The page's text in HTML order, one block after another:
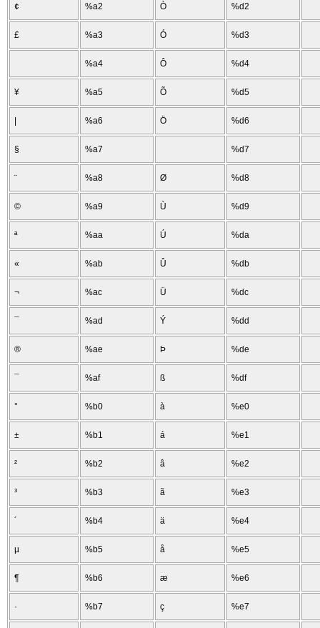
¢ %a2 Ò %d2
£ %a3 Ó %d3
%a4 Ô %d4
¥ %a5 Õ %d5
%a6 Ö %d6
§ %a7 %d7
¨ %a8 Ø %d8
© %a9 Ù %d9
ª %aa Ú %da
« %ab Û %db
¬ %ac Ü %dc
%ad Ý %dd
® %ae Þ %de
%af ß %df
° %b0 à %e0
± %b1 á %e1
² %b2 â %e2
³ %b3 ã %e3
´ %b4 ä %e4
µ %b5 å %e5
¶ %b6 æ %e6
· %b7 ç %e7